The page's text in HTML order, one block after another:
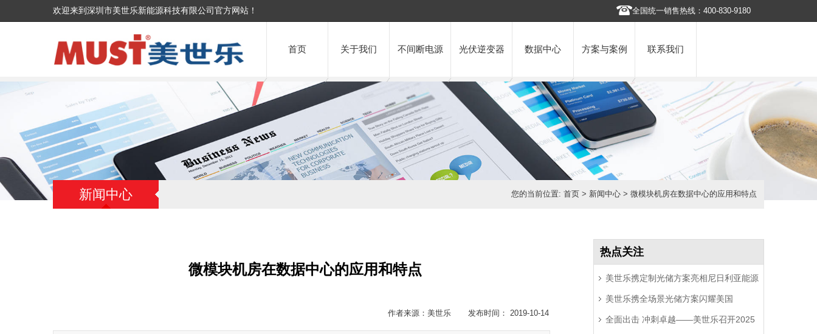
欢迎来到深圳市美世乐新能源科技有限公司官方网站！ 全国统一销售热线：400-830-9180
首页 关于我们 不间断电源 光伏逆变器 数据中心 方案与案例 联系我们
新闻中心 您的当前位置:首页 > 新闻中心 > 微模块机房在数据中心的应用和特点
微模块机房在数据中心的应用和特点
作者来源：美世乐 发布时间： 2019-10-14
热点关注
美世乐携定制光储方案亮相尼日利亚能源
展，精准破解西非用电难题
美世乐携全场景光储方案闪耀美国
RE+展，深耕北美赋能零碳转型
全面出击 冲刺卓越——美世乐召开2025